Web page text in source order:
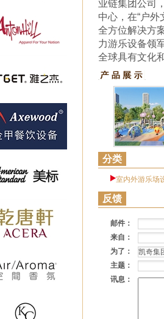
业链集团公司
中心，在“户
全方位解决方
力游乐设备领
全球具有文化
分类
室内外游乐场
反馈
邮件：
来自：
为了：
主题：
讯息：